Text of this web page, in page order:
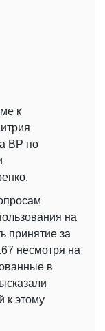
к
ВР по
на
принятие за
несмотря на
в
к этому